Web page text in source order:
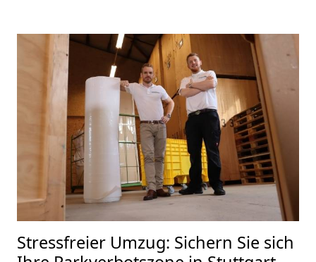
Stressfreier Umzug: Sichern Sie sich